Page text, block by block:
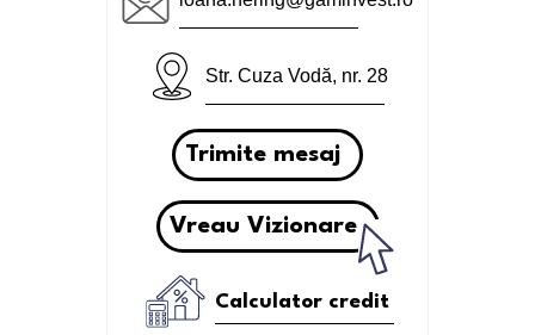
Str. Cuza Vodă, nr. 28
Trimite mesaj
Vreau Vizionare
Calculator credit